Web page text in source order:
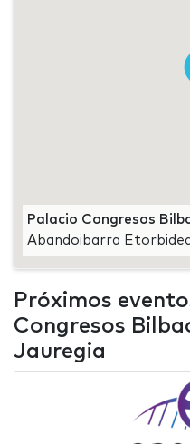
Palacio Congresos
Abandoibarra
Próximos
Congresos
Jauregia